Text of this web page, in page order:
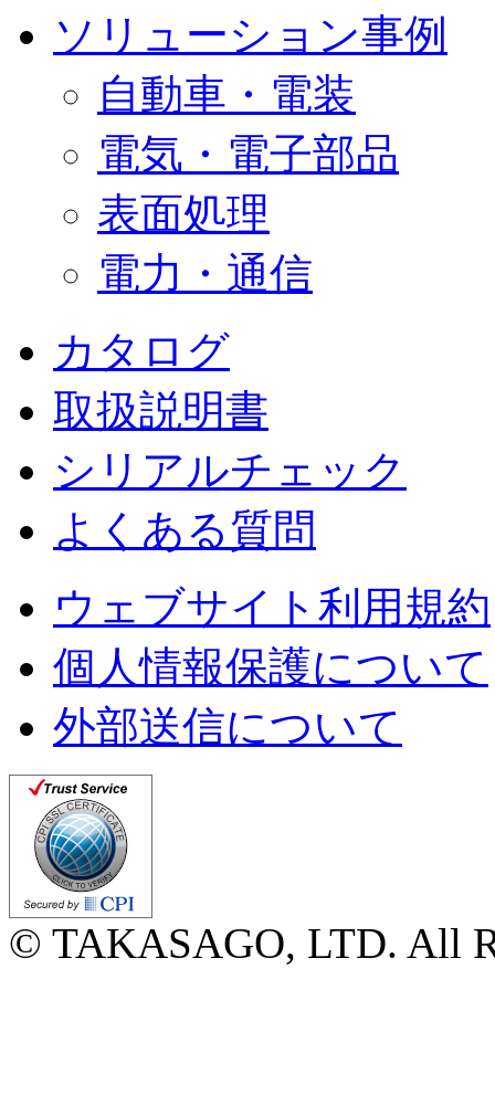
ソリューション事例
自動車・電装
電気・電子部品
表面処理
電力・通信
カタログ
取扱説明書
シリアルチェック
よくある質問
ウェブサイト利用規約
個人情報保護について
外部送信について
© TAKASAGO, LTD. All